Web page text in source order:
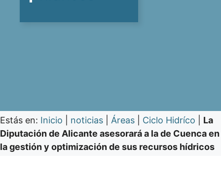
Estás en: Inicio noticias Áreas Ciclo Hidríco
La
Diputación de Alicante asesorará a la de Cuenca en
la gestión y optimización de sus recursos hídricos